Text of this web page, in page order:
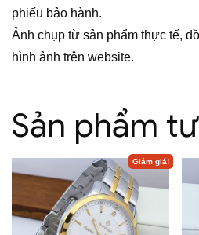
phiếu bảo hành.
Ảnh chụp từ sản phẩm thực tế,
hình ảnh trên website.
Sản phẩm
Giảm giá!